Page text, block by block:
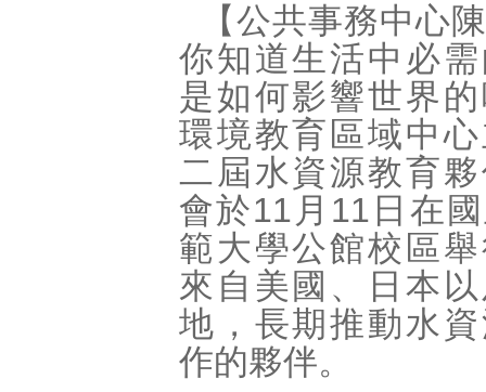
【公共事務中心
你知道生活中必
是如何影響世界
環境教育區域中
二屆水資源教育
會於11月11日在
範大學公館校區
來自美國、日本
地，長期推動水
作的夥伴。